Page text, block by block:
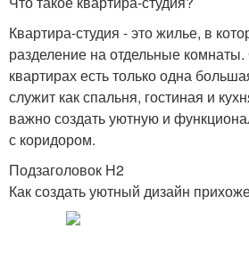
Квартира-студия - это жилье, в
разделение на отдельные
квартирах есть только одна
служит как спальня, гостиная и
важно создать уютную и
с коридором.
Подзаголовок H2
Как создать уютный дизайн